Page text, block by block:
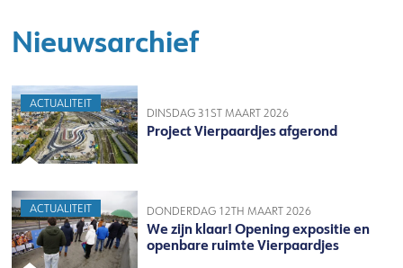
Nieuwsarchief
ACTUALITEIT
DINSDAG 31ST MAART 2026
Project Vierpaardjes afgerond
ACTUALITEIT DONDERDAG 12TH MAART 2026
We zijn klaar! Opening expositie en
openbare ruimte Vierpaardjes